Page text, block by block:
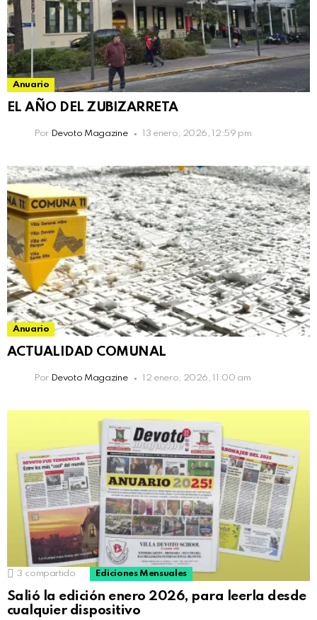
Anuario
EL AÑO DEL ZUBIZARRETA
Por Devoto Magazine 13 enero, 2026, 12:59 pm
Anuario
ACTUALIDAD COMUNAL
Por Devoto Magazine 12 enero, 2026, 11:00 am
3 compartido Ediciones Mensuales
Salió la edición enero 2026, para leerla desde
cualquier dispositivo